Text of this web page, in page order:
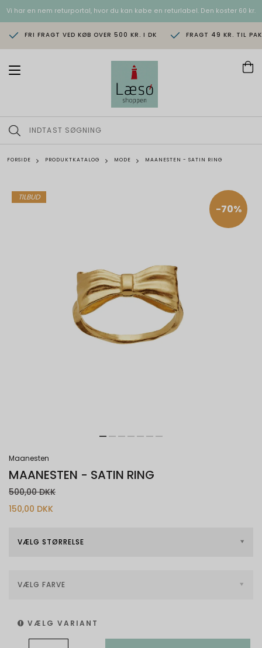
Vi har en nem returportal, hvor du kan købe en returlabel. Den koster 60 kr.
FRI FRAGT VED KØB OVER 500 KR. I DK FRAGT 49 KR. TIL
T
n
a
i
FORSIDE PRODUKTKATALOG MODE MAANESTEN - SATIN RING
TILBUD
-70%
Maanesten
MAANESTEN - SATIN RING
500,00 DKK
150,00 DKK
VÆLG STØRRELSE
VÆLG FARVE
VÆLG VARIANT